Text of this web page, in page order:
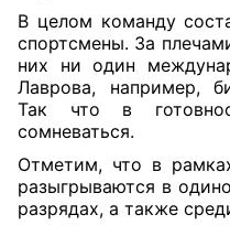
В целом команду
спортсмены. За
них ни один
Лаврова, например,
Так что в
сомневаться.
Отметим, что в
разыгрываются в
разрядах, а также